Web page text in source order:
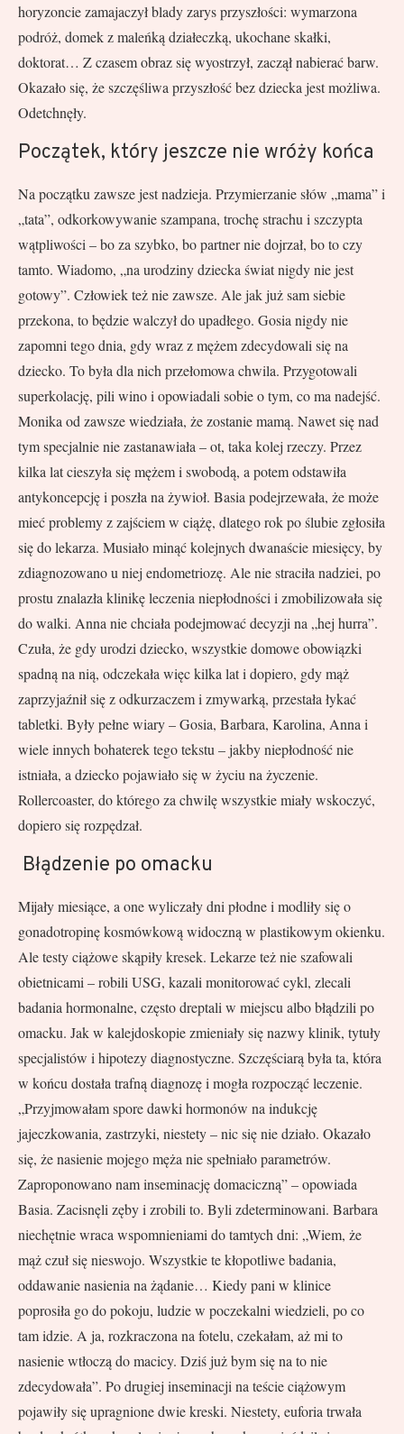
horyzoncie zamajaczył blady zarys przyszłości: wymarzona
podróż, domek z maleńką działeczką, ukochane skałki,
doktorat… Z czasem obraz się wyostrzył, zaczął nabierać barw.
Okazało się, że szczęśliwa przyszłość bez dziecka jest możliwa.
Odetchnęły.
Początek, który jeszcze nie wróży końca
Na początku zawsze jest nadzieja. Przymierzanie słów „mama” i
„tata”, odkorkowywanie szampana, trochę strachu i szczypta
wątpliwości – bo za szybko, bo partner nie dojrzał, bo to czy
tamto. Wiadomo, „na urodziny dziecka świat nigdy nie jest
gotowy”. Człowiek też nie zawsze. Ale jak już sam siebie
przekona, to będzie walczył do upadłego. Gosia nigdy nie
zapomni tego dnia, gdy wraz z mężem zdecydowali się na
dziecko. To była dla nich przełomowa chwila. Przygotowali
superkolację, pili wino i opowiadali sobie o tym, co ma nadejść.
Monika od zawsze wiedziała, że zostanie mamą. Nawet się nad
tym specjalnie nie zastanawiała – ot, taka kolej rzeczy. Przez
kilka lat cieszyła się mężem i swobodą, a potem odstawiła
antykoncepcję i poszła na żywioł. Basia podejrzewała, że może
mieć problemy z zajściem w ciążę, dlatego rok po ślubie zgłosiła
się do lekarza. Musiało minąć kolejnych dwanaście miesięcy, by
zdiagnozowano u niej endometriozę. Ale nie straciła nadziei, po
prostu znalazła klinikę leczenia niepłodności i zmobilizowała się
do walki. Anna nie chciała podejmować decyzji na „hej hurra”.
Czuła, że gdy urodzi dziecko, wszystkie domowe obowiązki
spadną na nią, odczekała więc kilka lat i dopiero, gdy mąż
zaprzyjaźnił się z odkurzaczem i zmywarką, przestała łykać
tabletki. Były pełne wiary – Gosia, Barbara, Karolina, Anna i
wiele innych bohaterek tego tekstu – jakby niepłodność nie
istniała, a dziecko pojawiało się w życiu na życzenie.
Rollercoaster, do którego za chwilę wszystkie miały wskoczyć,
dopiero się rozpędzał.
Błądzenie po omacku
Mijały miesiące, a one wyliczały dni płodne i modliły się o
gonadotropinę kosmówkową widoczną w plastikowym okienku.
Ale testy ciążowe skąpiły kresek. Lekarze też nie szafowali
obietnicami – robili USG, kazali monitorować cykl, zlecali
badania hormonalne, często dreptali w miejscu albo błądzili po
omacku. Jak w kalejdoskopie zmieniały się nazwy klinik, tytuły
specjalistów i hipotezy diagnostyczne. Szczęściarą była ta, która
w końcu dostała trafną diagnozę i mogła rozpocząć leczenie.
„Przyjmowałam spore dawki hormonów na indukcję
jajeczkowania, zastrzyki, niestety – nic się nie działo. Okazało
się, że nasienie mojego męża nie spełniało parametrów.
Zaproponowano nam inseminację domaciczną” – opowiada
Basia. Zacisnęli zęby i zrobili to. Byli zdeterminowani. Barbara
niechętnie wraca wspomnieniami do tamtych dni: „Wiem, że
mąż czuł się nieswojo. Wszystkie te kłopotliwe badania,
oddawanie nasienia na żądanie… Kiedy pani w klinice
poprosiła go do pokoju, ludzie w poczekalni wiedzieli, po co
tam idzie. A ja, rozkraczona na fotelu, czekałam, aż mi to
nasienie wtłoczą do macicy. Dziś już bym się na to nie
zdecydowała”. Po drugiej inseminacji na teście ciążowym
pojawiły się upragnione dwie kreski. Niestety, euforia trwała